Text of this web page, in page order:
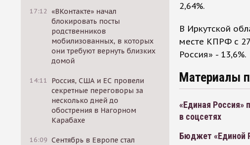
17:12 «ВКонтакте» начал
блокировать посты
родственников
мобилизованных, в которых
они требуют вернуть близких
домой
14:11
Россия, США и ЕС провели
секретные переговоры за
несколько дней до
обострения в Нагорном
Карабахе
16:09 Сентябрь в Европе стал
2,64%.
В Иркутской
месте КПРФ с
Россия» - 13,6%.
Материалы
«Единая Россия»
в соцсетях
Бюджет «Единой